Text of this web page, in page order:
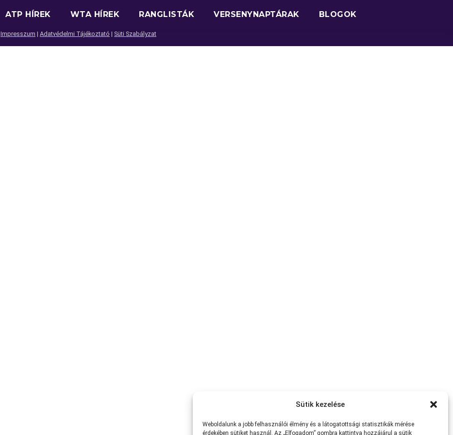
Sütik kezelése
Weboldalunk a jobb felhasználói élmény és a látogatottsági statisztikák mérése
érdekében sütiket használ. Az „Elfogadom” gombra kattintva hozzájárul a sütik
ATP HÍREK WTA HÍREK RANGLISTÁK VERSENYNAPTÁRAK BLOGOK
Impresszum | Adatvédelmi Tájékoztató | Süti Szabályzat